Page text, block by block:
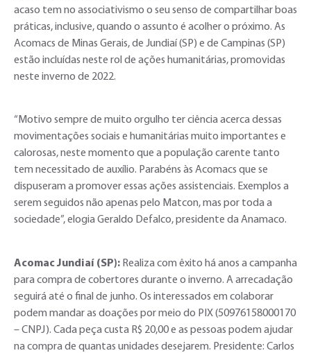
acaso tem no associativismo o seu senso de compartilhar boas
práticas, inclusive, quando o assunto é acolher o próximo. As
Acomacs de Minas Gerais, de Jundiaí (SP) e de Campinas (SP)
estão incluídas neste rol de ações humanitárias, promovidas
neste inverno de 2022.
“Motivo sempre de muito orgulho ter ciência acerca dessas
movimentações sociais e humanitárias muito importantes e
calorosas, neste momento que a população carente tanto
tem necessitado de auxílio. Parabéns às Acomacs que se
dispuseram a promover essas ações assistenciais. Exemplos a
serem seguidos não apenas pelo Matcon, mas por toda a
sociedade”, elogia Geraldo Defalco, presidente da Anamaco.
Acomac Jundiaí (SP): Realiza com êxito há anos a campanha
para compra de cobertores durante o inverno. A arrecadação
seguirá até o final de junho. Os interessados em colaborar
podem mandar as doações por meio do PIX (50976158000170
– CNPJ). Cada peça custa R$ 20,00 e as pessoas podem ajudar
na compra de quantas unidades desejarem. Presidente: Carlos